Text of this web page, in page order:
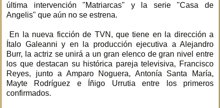
última intervención "Matriarcas" y la serie "Casa de
Angelis" que aún no se estrena.
En la nueva ficción de TVN, que tiene en la dirección a
Ítalo Galeanni y en la producción ejecutiva a Alejandro
Burr, la actriz se unirá a un gran elenco de gran nivel entre
los que destacan su histórica pareja televisiva, Francisco
Reyes, junto a Amparo Noguera, Antonía Santa María,
Mayte Rodríguez e Íñigo Urrutia entre los primeros
confirmados.